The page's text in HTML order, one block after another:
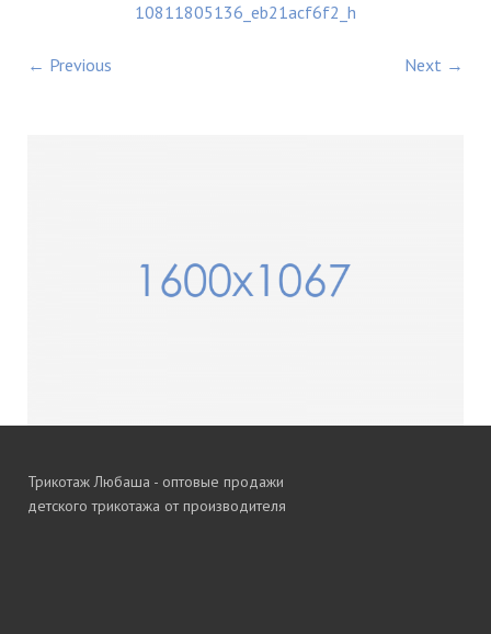
10811805136_eb21acf6f2_h
← Previous Next →
Трикотаж Любаша - оптовые продажи
детского трикотажа от производителя